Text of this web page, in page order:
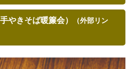
やきそば暖簾会）
（外部リン